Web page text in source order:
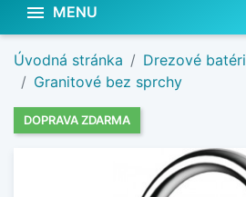
 MENU
Úvodná stránka
Drezové
Granitové bez sprchy
DOPRAVA ZDARMA